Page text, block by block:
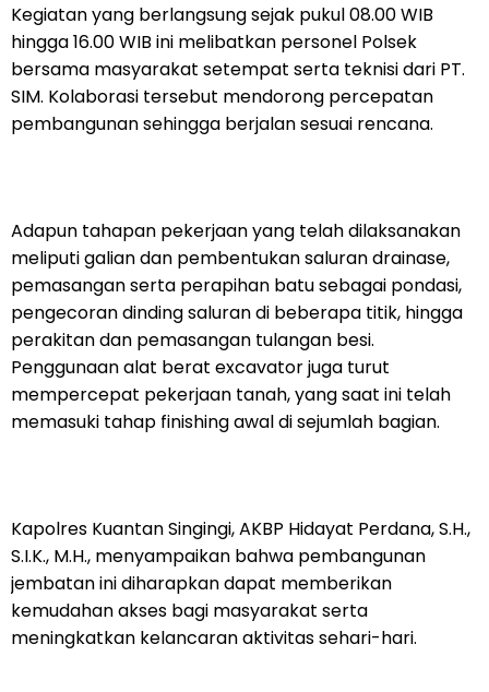
Kegiatan yang berlangsung sejak pukul 08.00 WIB
hingga 16.00 WIB ini melibatkan personel Polsek
bersama masyarakat setempat serta teknisi dari PT.
SIM. Kolaborasi tersebut mendorong percepatan
pembangunan sehingga berjalan sesuai rencana.
Adapun tahapan pekerjaan yang telah dilaksanakan
meliputi galian dan pembentukan saluran drainase,
pemasangan serta perapihan batu sebagai pondasi,
pengecoran dinding saluran di beberapa titik, hingga
perakitan dan pemasangan tulangan besi.
Penggunaan alat berat excavator juga turut
mempercepat pekerjaan tanah, yang saat ini telah
memasuki tahap finishing awal di sejumlah bagian.
Kapolres Kuantan Singingi, AKBP Hidayat Perdana, S.H.,
S.I.K., M.H., menyampaikan bahwa pembangunan
jembatan ini diharapkan dapat memberikan
kemudahan akses bagi masyarakat serta
meningkatkan kelancaran aktivitas sehari-hari.